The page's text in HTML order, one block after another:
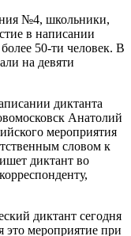
№4, школьники,
в написании
50-ти человек. В
на девяти
диктанта
Анатолий
мероприятия
словом к
диктант во
диктант сегодня
это мероприятие при